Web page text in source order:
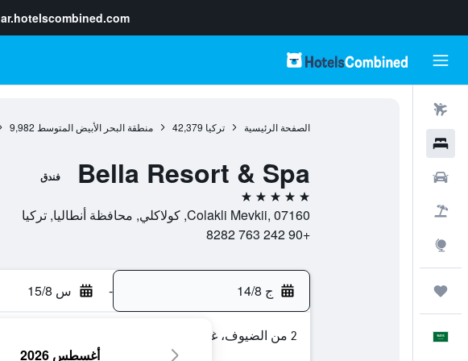
ar.hotelscombined.com
الصفحة الرئيسية تركيا 42,379 منطقة البحر الأبيض المتوسط 9,982
Bella Resort & Spa فندق
5 نجوم
Colakli Mevkii, 07160, كولاكلي, محافظة أنطاليا, تركيا
+90 242 763 8282
ج 14/8 - س 15/8
2 من الضيوف، غرفة واحدة
أغسطس 2026